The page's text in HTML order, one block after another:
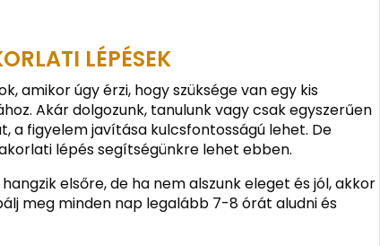
LÉPÉSEK
amikor úgy érzi, hogy szüksége van egy kis
Akár dolgozunk, tanulunk vagy csak egyszerűen
a figyelem javítása kulcsfontosságú lehet. De
lépés segítségünkre lehet ebben.
elsőre, de ha nem alszunk eleget és jól, akkor
meg minden nap legalább 7-8 órát aludni és